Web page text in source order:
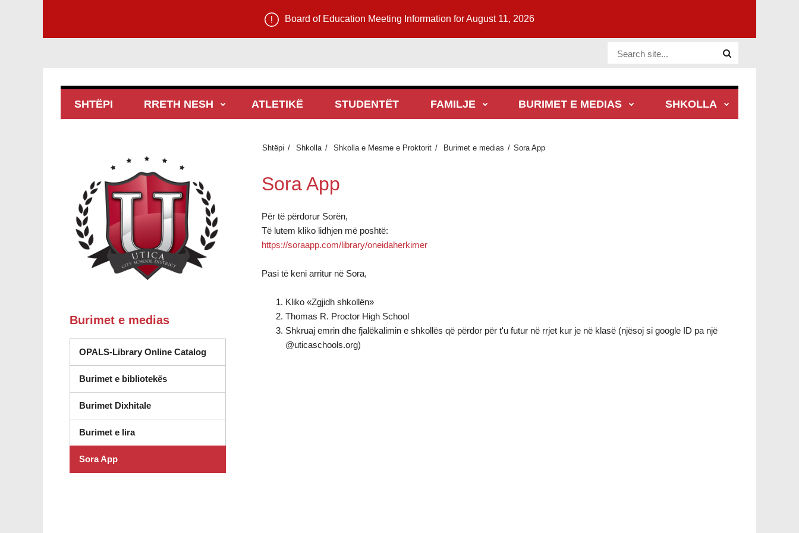
Board of Education Meeting Information for August 11, 2026
Website Site
SHTËPI RRETH NESH ATLETIKË STUDENTËT FAMILJE BURIMET E MEDIAS SHKOLLA
Shtëpi Shkolla Shkolla e Mesme e Proktorit Burimet e medias Sora App
Sora App
Për të përdorur Sorën,
Të lutem kliko lidhjen më poshtë:
https://soraapp.com/library/oneidaherkimer
Pasi të keni arritur në Sora,
Kliko «Zgjidh shkollën»
Thomas R. Proctor High School
Shkruaj emrin dhe fjalëkalimin e shkollës që përdor për t'u futur në rrjet kur je në klasë (njësoj si google ID pa një
@uticaschools.org)
Burimet e medias
OPALS-Library Online Catalog(hapet në dritare të re)
Burimet e bibliotekës
Burimet Dixhitale(hapet në dritare të re)
Burimet e lira(hapet në dritare të re)
Sora App